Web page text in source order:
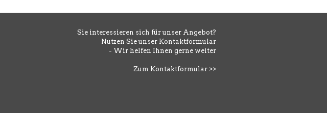
Sie interessieren sich für unser Angebot?
Nutzen Sie unser Kontaktformular
- Wir helfen Ihnen gerne weiter
Zum Kontaktformular >>